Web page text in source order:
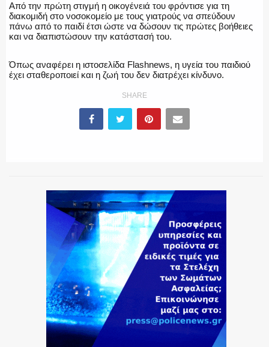
Η ΦΩΝΗ ΣΟΥ
ΟΠΛΑ/ΕΞΟΠΛΙΣΜΟΣ
Από την πρώτη στιγμή η οικογένειά του φρόντισε για τη
διακομιδή στο νοσοκομείο με τους γιατρούς να σπεύδουν
πάνω από το παιδί έτσι ώστε να δώσουν τις πρώτες βοήθειες
και να διαπιστώσουν την κατάστασή του.
Όπως αναφέρει η ιστοσελίδα Flashnews, η υγεία του παιδιού
έχει σταθεροποιεί και η ζωή του δεν διατρέχει κίνδυνο.
SHARE